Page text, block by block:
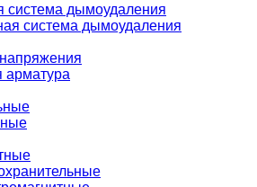
система дымоудаления
система дымоудаления
арматура